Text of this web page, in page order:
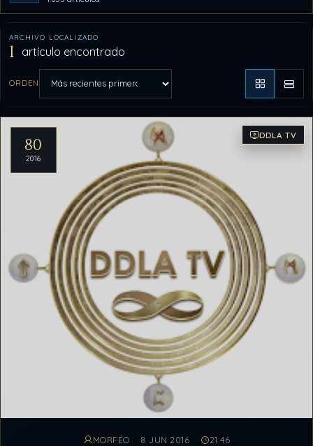
ARCHIVO LOCALIZADO
1 artículo encontrado
ORDEN
Artículos del archivo
80
2016
DDLA TV
MORFÉO 8 JUN 2016 21:46